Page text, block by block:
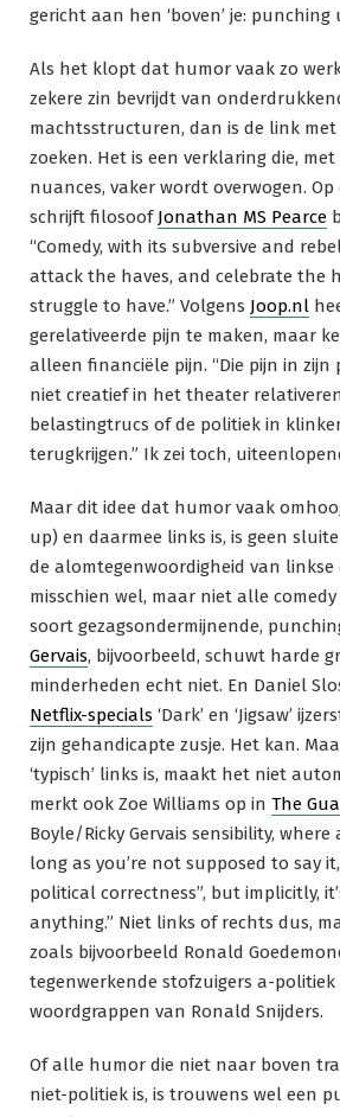
gericht aan hen ‘boven’ je: punching
Als het klopt dat humor vaak zo
zekere zin bevrijdt van
machtsstructuren, dan is de link
zoeken. Het is een verklaring die,
nuances, vaker wordt overwogen. Op
schrijft filosoof Jonathan MS Pearce
“Comedy, with its subversive and
attack the haves, and celebrate the
struggle to have.” Volgens Joop.nl
gerelativeerde pijn te maken, maar
alleen financiële pijn. “Die pijn in
niet creatief in het theater
belastingtrucs of de politiek in
terugkrijgen.” Ik zei toch,
Maar dit idee dat humor vaak
up) en daarmee links is, is geen
de alomtegenwoordigheid van linkse
misschien wel, maar niet alle
soort gezagsondermijnende,
Gervais, bijvoorbeeld, schuwt harde
minderheden echt niet. En Daniel
Netflix-specials ‘Dark’ en ‘Jigsaw’
zijn gehandicapte zusje. Het kan.
‘typisch’ links is, maakt het niet
merkt ook Zoe Williams op in The
Boyle/Ricky Gervais sensibility,
long as you’re not supposed to say
political correctness”, but implicitly,
anything.” Niet links of rechts dus,
zoals bijvoorbeeld Ronald
tegenwerkende stofzuigers a-politiek
woordgrappen van Ronald Snijders.
Of alle humor die niet naar boven
niet-politiek is, is trouwens wel een